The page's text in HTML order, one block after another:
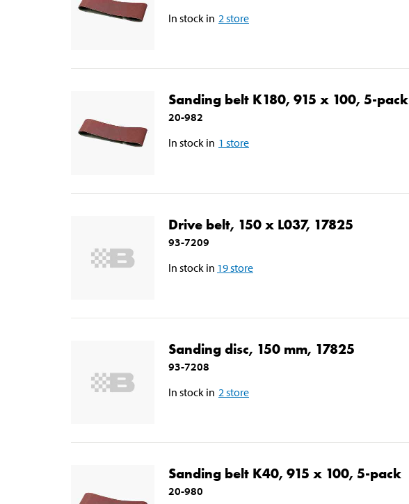
In stock in 2 store
Sanding belt K180, 915 x 100, 5-pack
20-982
In stock in 1 store
Drive belt, 150 x L037, 17825
93-7209
In stock in 19store
Sanding disc, 150 mm, 17825
93-7208
In stock in 2 store
Sanding belt K40, 915 x 100, 5-pack
20-980